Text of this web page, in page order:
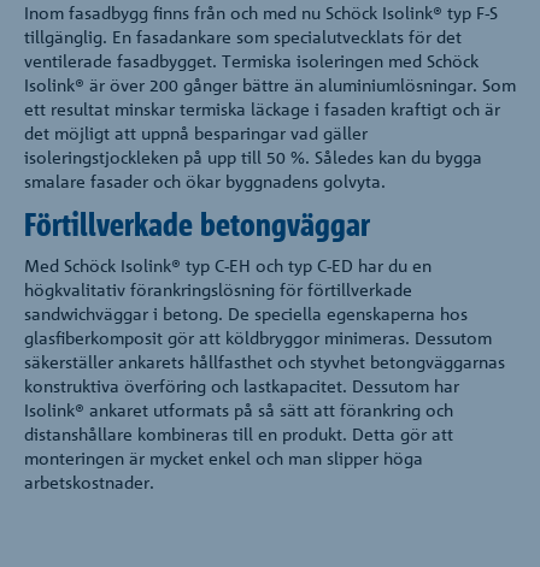
Inom fasadbygg finns från och med nu Schöck Isolink® typ F-S
tillgänglig. En fasadankare som specialutvecklats för det
ventilerade fasadbygget. Termiska isoleringen med Schöck
Isolink® är över 200 gånger bättre än aluminiumlösningar. Som
ett resultat minskar termiska läckage i fasaden kraftigt och är
det möjligt att uppnå besparingar vad gäller
isoleringstjockleken på upp till 50 %. Således kan du bygga
smalare fasader och ökar byggnadens golvyta.
Förtillverkade betongväggar
Med Schöck Isolink® typ C-EH och typ C-ED har du en
högkvalitativ förankringslösning för förtillverkade
sandwichväggar i betong. De speciella egenskaperna hos
glasfiberkomposit gör att köldbryggor minimeras. Dessutom
säkerställer ankarets hållfasthet och styvhet betongväggarnas
konstruktiva överföring och lastkapacitet. Dessutom har
Isolink® ankaret utformats på så sätt att förankring och
distanshållare kombineras till en produkt. Detta gör att
monteringen är mycket enkel och man slipper höga
arbetskostnader.